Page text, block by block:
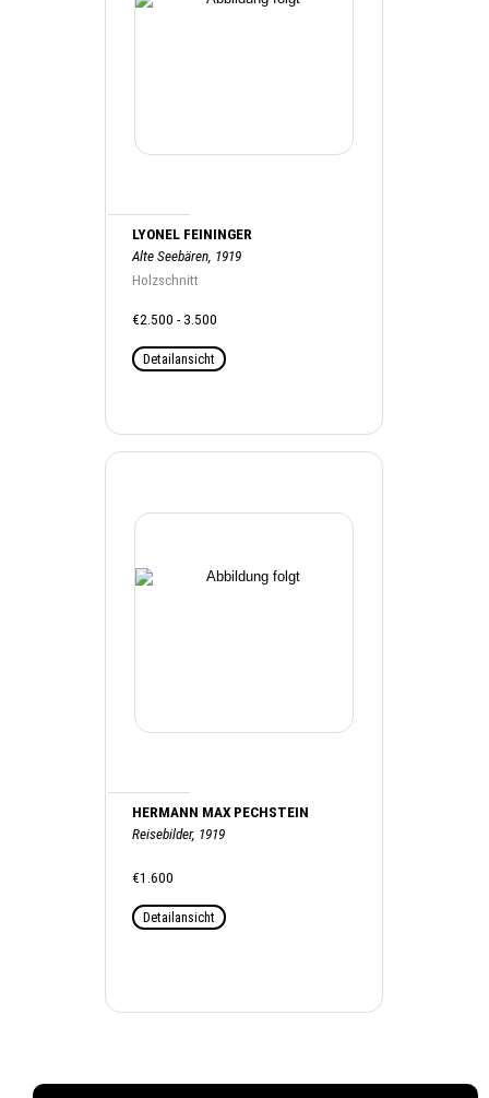
LYONEL FEININGER
Alte Seebären, 1919
Holzschnitt
€2.500 - 3.500
Detailansicht
HERMANN MAX PECHSTEIN
Reisebilder, 1919
€1.600
Detailansicht